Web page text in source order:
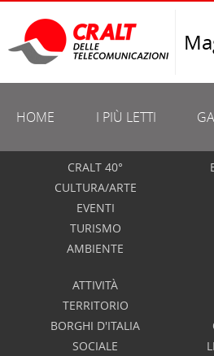
HOME I PIÙ LETTI
CRALT 40°
CULTURA/ARTE
EVENTI
TURISMO
AMBIENTE
ATTIVITÀ
TERRITORIO
BORGHI D'ITALIA
SOCIALE